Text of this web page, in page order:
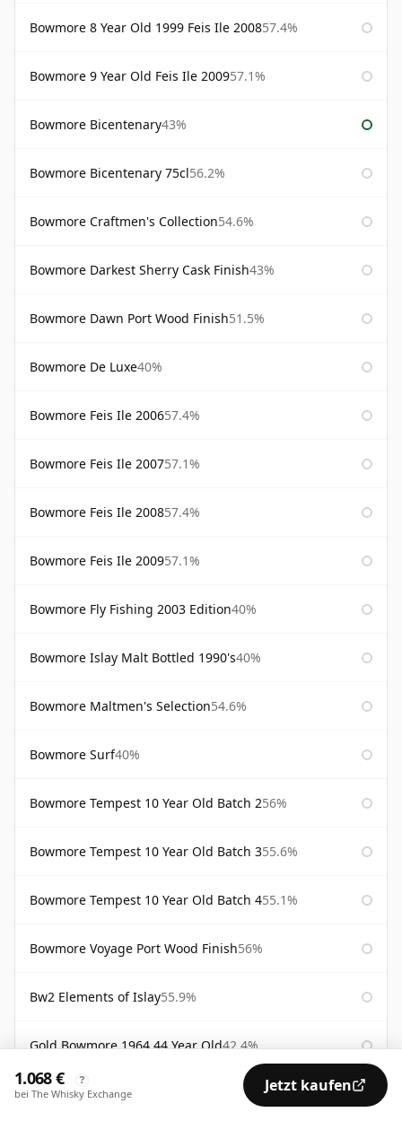
Bowmore 8 Year Old 1999 Feis Ile 200857.4%
Bowmore 9 Year Old Feis Ile 200957.1%
Bowmore Bicentenary43%
Bowmore Bicentenary 75cl56.2%
Bowmore Craftmen's Collection54.6%
Bowmore Darkest Sherry Cask Finish43%
Bowmore Dawn Port Wood Finish51.5%
Bowmore De Luxe40%
Bowmore Feis Ile 200657.4%
Bowmore Feis Ile 200757.1%
Bowmore Feis Ile 200857.4%
Bowmore Feis Ile 200957.1%
Bowmore Fly Fishing 2003 Edition40%
Bowmore Islay Malt Bottled 1990's40%
Bowmore Maltmen's Selection54.6%
Bowmore Surf40%
Bowmore Tempest 10 Year Old Batch 256%
Bowmore Tempest 10 Year Old Batch 355.6%
Bowmore Tempest 10 Year Old Batch 455.1%
Bowmore Voyage Port Wood Finish56%
Bw2 Elements of Islay55.9%
Gold Bowmore 1964 44 Year Old42.4%
White Bowmore 1964 43 Year Old 42.8%
1.068 € ?
bei The Whisky Exchange Jetzt kaufen